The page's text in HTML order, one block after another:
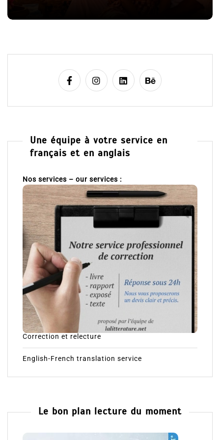
e
Une équipe à votre service en
français et en anglais
Nos services – our services :
Correction et relecture
English-French translation service
Le bon plan lecture du moment